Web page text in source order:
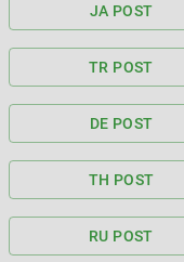
JA POST
TR POST
DE POST
TH POST
RU POST